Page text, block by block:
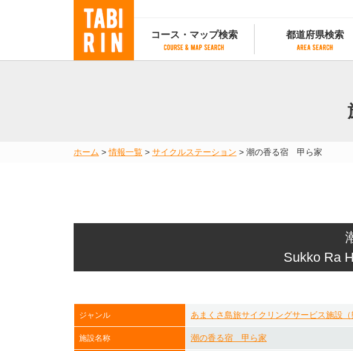
コース・マップ検索
地図から検索
都道府県検索
都道府県別サイクリング情報
都道府県アクセスランキング
ホーム >情報一覧 > サイクルステーション > 潮の香る宿 甲ら家
Sukko Ra
ジャンル あまくさ島旅サイクリングサービス施設（
施設名称 潮の香る宿 甲ら家